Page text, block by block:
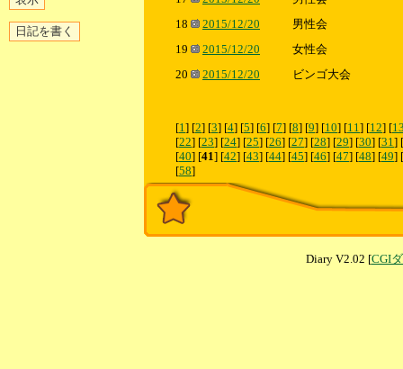
18
2015/12/20
男性会
19
2015/12/20
女性会
20
2015/12/20 ビンゴ大会
[1] [2] [3] [4] [5] [6] [7] [8] [9] [10] [11] [12] [
[22] [23] [24] [25] [26] [27] [28] [29] [30] [31] [
[40] [41] [42] [43] [44] [45] [46] [47] [48] [49] [
[58]
Diary V2.02 [CGI